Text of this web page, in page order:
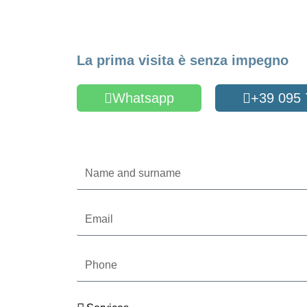
La prima visita è senza impegno
Whatsapp +39 095
and
surname
Services